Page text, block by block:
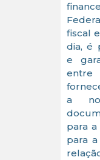
fiscal
dia, é
e
a
para
para